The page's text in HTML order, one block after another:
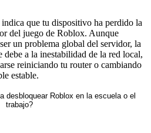
que tu dispositivo ha perdido la
del juego de Roblox. Aunque
un problema global del servidor, la
debe a la inestabilidad de la red local,
reiniciando tu router o cambiando
estable.
desbloquear Roblox en la escuela o el
trabajo?